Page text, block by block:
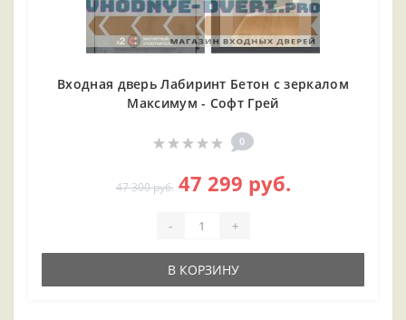
Входная дверь Лабиринт Бетон с зеркалом
Максимум - Софт Грей
0
47 300 руб. 47 299 руб.
- +
В КОРЗИНУ